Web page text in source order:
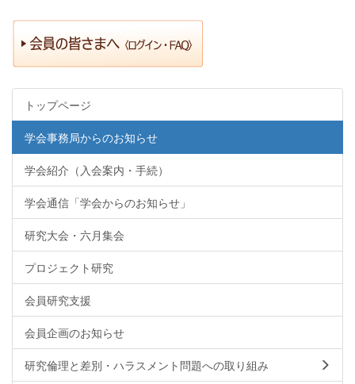
トップページ
学会事務局からのお知らせ
学会紹介（入会案内・手続）
学会通信「学会からのお知らせ」
研究大会・六月集会
プロジェクト研究
会員研究支援
会員企画のお知らせ
研究倫理と差別・ハラスメント問題への取り組み